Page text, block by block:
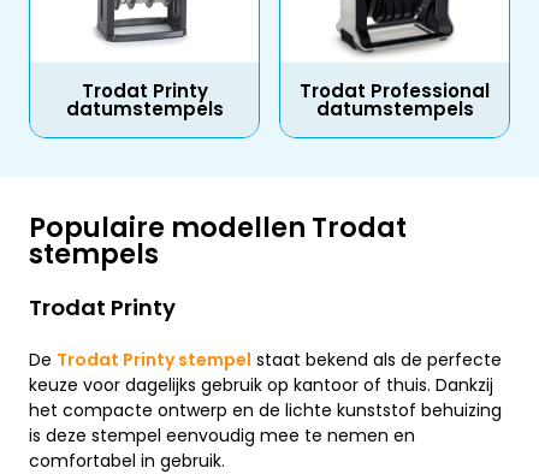
Trodat Printy
datumstempels
Trodat Professional
datumstempels
Populaire modellen Trodat
stempels
Trodat Printy
De Trodat Printy stempel staat bekend als de perfecte
keuze voor dagelijks gebruik op kantoor of thuis. Dankzij
het compacte ontwerp en de lichte kunststof behuizing
is deze stempel eenvoudig mee te nemen en
comfortabel in gebruik.